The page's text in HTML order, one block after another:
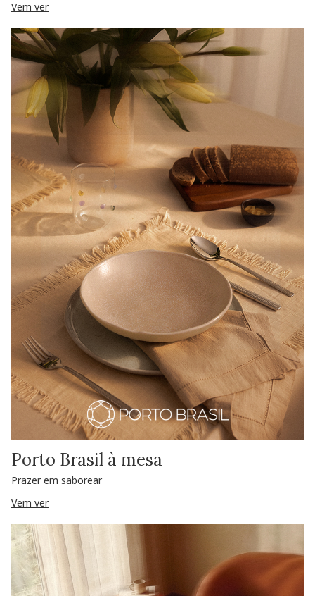
Vem ver
Porto Brasil à mesa
Prazer em saborear
Vem ver